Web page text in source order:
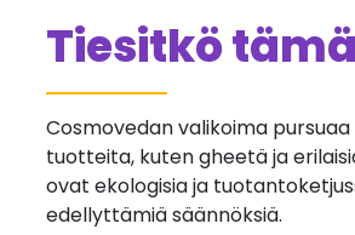
Tiesitkö
Cosmovedan valikoima
tuotteita, kuten gheetä ja
ovat ekologisia ja
edellyttämiä säännöksiä.